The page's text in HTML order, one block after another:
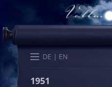
DE EN
Start Kalender
1951